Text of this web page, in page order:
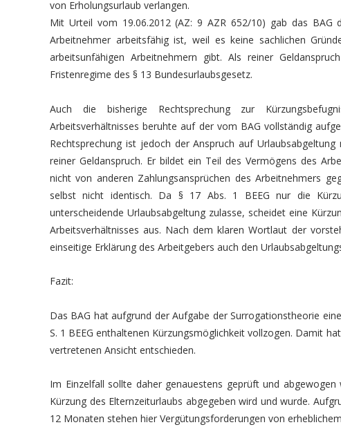
von Erholungsurlaub verlangen.
Mit Urteil vom 19.06.2012 (AZ: 9 AZR 652/10) gab das
Arbeitnehmer arbeitsfähig ist, weil es keine sachlichen
arbeitsunfähigen Arbeitnehmern gibt. Als reiner
Fristenregime des § 13 Bundesurlaubsgesetz.
Auch die bisherige Rechtsprechung zur
Arbeitsverhältnisses beruhte auf der vom BAG vollständig
Rechtsprechung ist jedoch der Anspruch auf
reiner Geldanspruch. Er bildet ein Teil des Vermögens des
nicht von anderen Zahlungsansprüchen des Arbeitnehmers
selbst nicht identisch. Da § 17 Abs. 1 BEEG nur die
unterscheidende Urlaubsabgeltung zulasse, scheidet eine
Arbeitsverhältnisses aus. Nach dem klaren Wortlaut der
einseitige Erklärung des Arbeitgebers auch den
Fazit:
Das BAG hat aufgrund der Aufgabe der Surrogationstheorie
S. 1 BEEG enthaltenen Kürzungsmöglichkeit vollzogen. Damit
vertretenen Ansicht entschieden.
Im Einzelfall sollte daher genauestens geprüft und
Kürzung des Elternzeiturlaubs abgegeben wird und wurde.
12 Monaten stehen hier Vergütungsforderungen von